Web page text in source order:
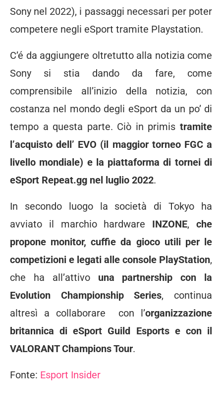
Sony nel 2022), i passaggi necessari per poter
competere negli eSport tramite Playstation.
C’é da aggiungere oltretutto alla notizia come
Sony si stia dando da fare, come
comprensibile all’inizio della notizia, con
costanza nel mondo degli eSport da un po’ di
tempo a questa parte. Ciò in primis tramite
l’acquisto dell’ EVO (il maggior torneo FGC a
livello mondiale) e la piattaforma di tornei di
eSport Repeat.gg nel luglio 2022.
In secondo luogo la società di Tokyo ha
avviato il marchio hardware INZONE,che
propone monitor, cuffie da gioco utili per le
competizioni e legati alle console PlayStation,
che ha all’attivo una partnership con la
Evolution Championship Series, continua
altresì a collaborare con l’organizzazione
britannica di eSport Guild Esports e con il
VALORANT Champions Tour.
Fonte: Esport Insider